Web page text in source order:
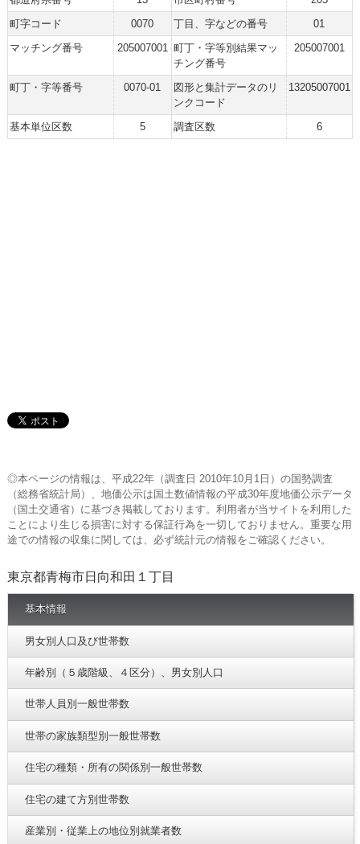
町字コード
0070 丁目、字などの番号
01
マッチング番号
205007001 町丁・字等別結果マッ
チング番号
205007001
町丁・字等番号 0070-01
図形と集計データのリ
ンクコード
13205007001
基本単位区数 5 調査区数 6
◎本ページの情報は、平成22年（調査日 2010年10月1日）の国勢調査
（総務省統計局）、地価公示は国土数値情報の平成30年度地価公示データ
（国土交通省）に基づき掲載しております。利用者が当サイトを利用した
ことにより生じる損害に対する保証行為を一切しておりません。重要な用
途での情報の収集に関しては、必ず統計元の情報をご確認ください。
東京都青梅市日向和田１丁目
基本情報
男女別人口及び世帯数
年齢別（５歳階級、４区分）、男女別人口
世帯人員別一般世帯数
世帯の家族類型別一般世帯数
住宅の種類・所有の関係別一般世帯数
住宅の建て方別世帯数
産業別・従業上の地位別就業者数